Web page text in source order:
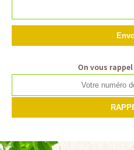
On vous